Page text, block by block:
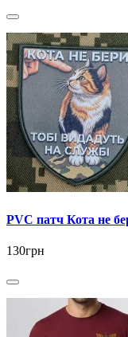
PVC патч Кота не
130грн